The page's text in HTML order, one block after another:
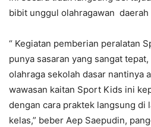
bibit unggul olahragawan
“ Kegiatan pemberian peralatan
punya sasaran yang sangat
olahraga sekolah dasar nantinya
wawasan kaitan Sport Kids ini
dengan cara praktek langsung di
kelas,” beber Aep Saepudin,